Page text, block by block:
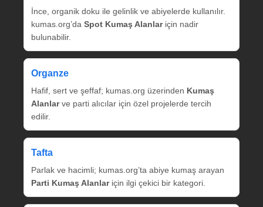
İnce, organik doku ile gelinlik ve abiyelerde kullanılır.
kumas.org’da Spot Kumaş Alanlariçin nadir
bulunabilir.
Organze
Hafif, sert ve şeffaf; kumas.org üzerinden Kumaş
Alanlarve parti alıcılar için özel projelerde tercih
edilir.
Tafta
Parlak ve hacimli; kumas.org’ta abiye kumaş arayan
Parti Kumaş Alanlariçin ilgi çekici bir kategori.